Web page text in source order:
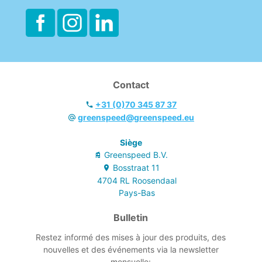
Contact
+31 (0)70 345 87 37
greenspeed@greenspeed.eu
Siège
Greenspeed B.V.
Bosstraat 11
4704 RL Roosendaal
Pays-Bas
Bulletin
Restez informé des mises à jour des produits, des
nouvelles et des événements via la newsletter